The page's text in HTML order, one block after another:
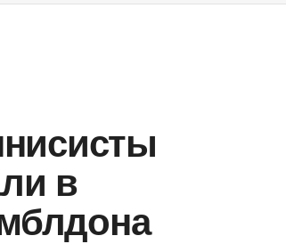
в